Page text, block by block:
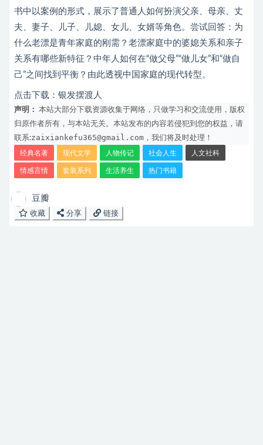
书中以案例的形式，展示了普通人如何扮演父亲、母亲、丈
夫、妻子、儿子、儿媳、女儿、女婿等角色。尝试回答：为
什么老漂是青年家庭的刚需？老漂家庭中的婆媳关系和亲子
关系有哪些新特征？中年人如何在“做父母”“做儿女”和“做自
己”之间找到平衡？由此透视中国家庭的现代转型。
点击下载： 银发摆渡人
声明：
本站大部分下载资源收集于网络，只做学习和交流使用，版权
归原作者所有，与本站无关。本站发布的内容若侵犯到您的权益，请
联系:zaixiankefu365@gmail.com ，我们将及时处理！
经典名著 现代文学 人物传记 社会人生 人文社科
情感言情 套装系列 生活养生 热门书籍
豆瓣
收藏
分享 链接